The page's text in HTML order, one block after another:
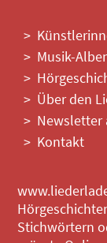
Musik-
Über den
Newsletter
Kontakt
Stichwörtern